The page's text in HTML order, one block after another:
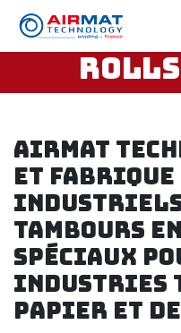
Se rendre au contenu
Rolls
AIRMAT
et fabrique
industriels
tambours
spéciaux
industries
papier et